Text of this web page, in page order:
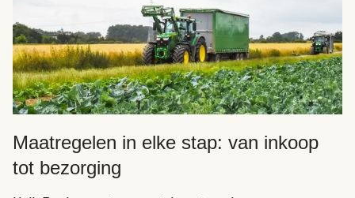
Maatregelen in elke stap: van inkoop
tot bezorging